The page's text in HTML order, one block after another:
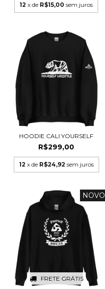
12 x de R$15,00 sem juros
HOODIE CALI YOURSELF
R$299,00
12 x de R$24,92 sem juros
FRETE GRÁTIS
NOVO